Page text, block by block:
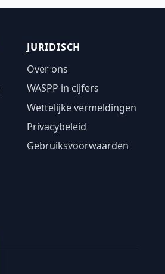
JURIDISCH
Over ons
WASPP in cijfers
Wettelijke vermeldingen
Privacybeleid
Gebruiksvoorwaarden